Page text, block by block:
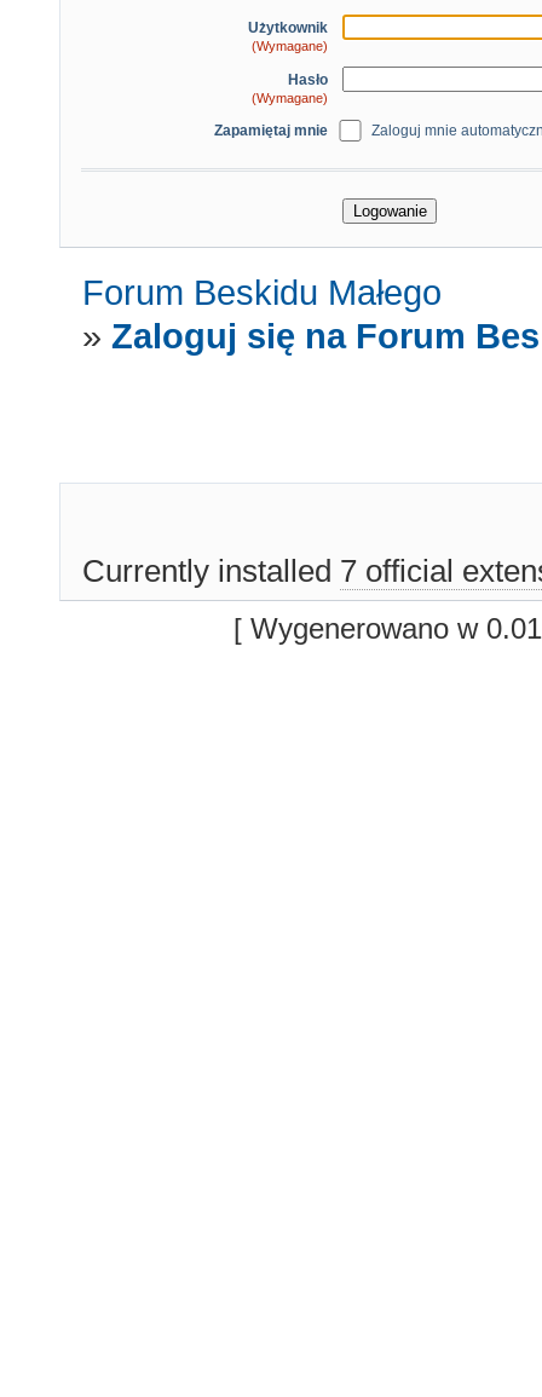
Użytkownik
(Wymagane)
Hasło
(Wymagane)
Zapamiętaj mnie Zaloguj mnie
Forum Beskidu Małego
»Zaloguj się na Forum
Currently installed 7 official
[ Wygenerowano w